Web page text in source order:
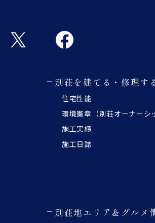
別荘を建てる・修理す
住宅性能
環境憲章（別荘オーナーシ
施工実績
施工日誌
別荘地エリア＆グルメ